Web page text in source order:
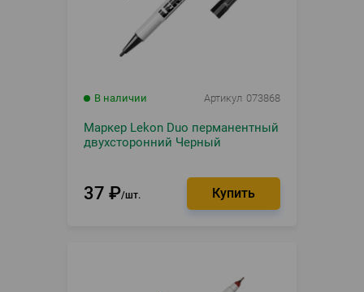
В наличии Артикул 073868
Маркер Lekon Duo перманентный
двухсторонний Черный
37 ₽ шт.